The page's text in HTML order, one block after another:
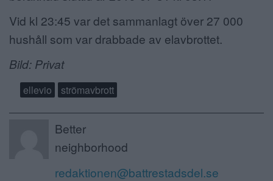
Vid kl 23:45 var det sammanlagt över 27 000
hushåll som var drabbade av elavbrottet.
Bild: Privat
ellevio strömavbrott
Better
neighborhood
redaktionen@battrestadsdel.se